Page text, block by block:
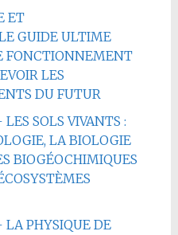
ET
GUIDE ULTIME
FONCTIONNEMENT
LES
DU FUTUR
SOLS VIVANTS :
LA BIOLOGIE
BIOGÉOCHIMIQUES
PHYSIQUE DE